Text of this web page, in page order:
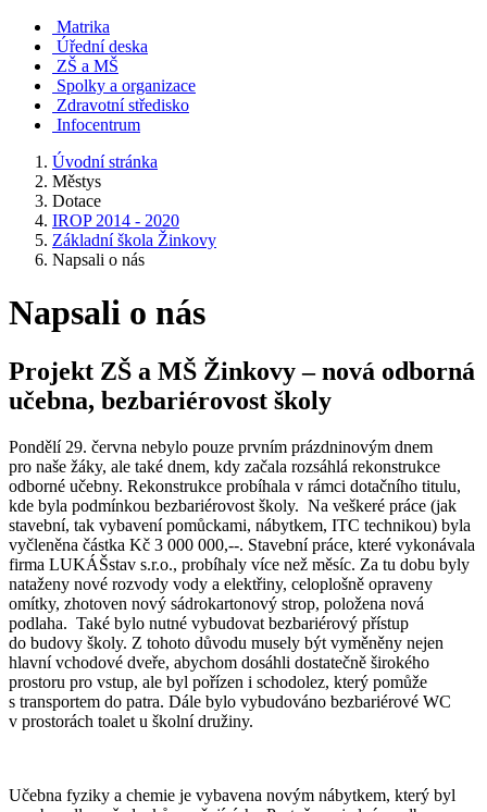
Matrika
Úřední deska
ZŠ a MŠ
Spolky a organizace
Zdravotní středisko
Infocentrum
Úvodní stránka
Městys
Dotace
IROP 2014 - 2020
Základní škola Žinkovy
Napsali o nás
Napsali o nás
Projekt ZŠ a MŠ Žinkovy – nová odborná
učebna, bezbariérovost školy
Pondělí 29. června nebylo pouze prvním prázdninovým dnem
pro naše žáky, ale také dnem, kdy začala rozsáhlá rekonstrukce
odborné učebny. Rekonstrukce probíhala v rámci dotačního titulu,
kde byla podmínkou bezbariérovost školy. Na veškeré práce (jak
stavební, tak vybavení pomůckami, nábytkem, ITC technikou) byla
vyčleněna částka Kč 3 000 000,--. Stavební práce, které vykonávala
firma LUKÁŠstav s.r.o., probíhaly více než měsíc. Za tu dobu byly
nataženy nové rozvody vody a elektřiny, celoplošně opraveny
omítky, zhotoven nový sádrokartonový strop, položena nová
podlaha. Také bylo nutné vybudovat bezbariérový přístup
do budovy školy. Z tohoto důvodu musely být vyměněny nejen
hlavní vchodové dveře, abychom dosáhli dostatečně širokého
prostoru pro vstup, ale byl pořízen i schodolez, který pomůže
s transportem do patra. Dále bylo vybudováno bezbariérové WC
v prostorách toalet u školní družiny.
Učebna fyziky a chemie je vybavena novým nábytkem, který byl